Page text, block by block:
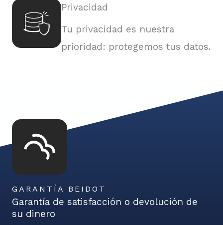
Privacidad
Tu privacidad es nuestra
prioridad: protegemos tus datos.
GARANTÍA BEIDOT
Garantía de satisfacción o devolución de
su dinero